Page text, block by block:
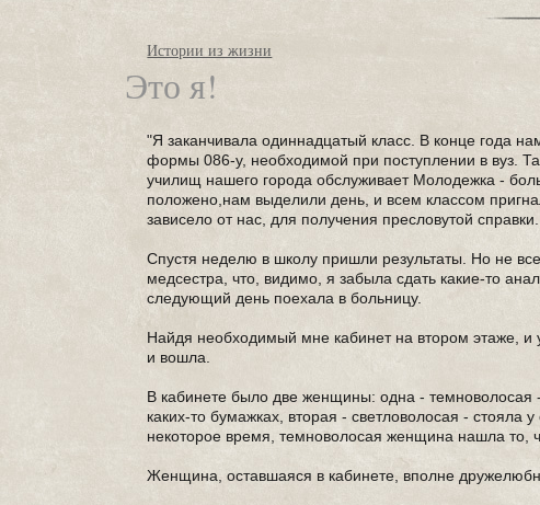
Истории из жизни
Это я!
"Я заканчивала одиннадцатый класс. В конце года
формы 086-у, необходимой при поступлении в вуз.
училищ нашего города обслуживает Молодежка -
положено,нам выделили день, и всем классом
зависело от нас, для получения пресловутой справки.
Спустя неделю в школу пришли результаты. Но не
медсестра, что, видимо, я забыла сдать какие-то
следующий день поехала в больницу.
Найдя необходимый мне кабинет на втором этаже, и
и вошла.
В кабинете было две женщины: одна - темноволосая
каких-то бумажках, вторая - светловолосая -
некоторое время, темноволосая женщина нашла то,
Женщина, оставшаяся в кабинете, вполне